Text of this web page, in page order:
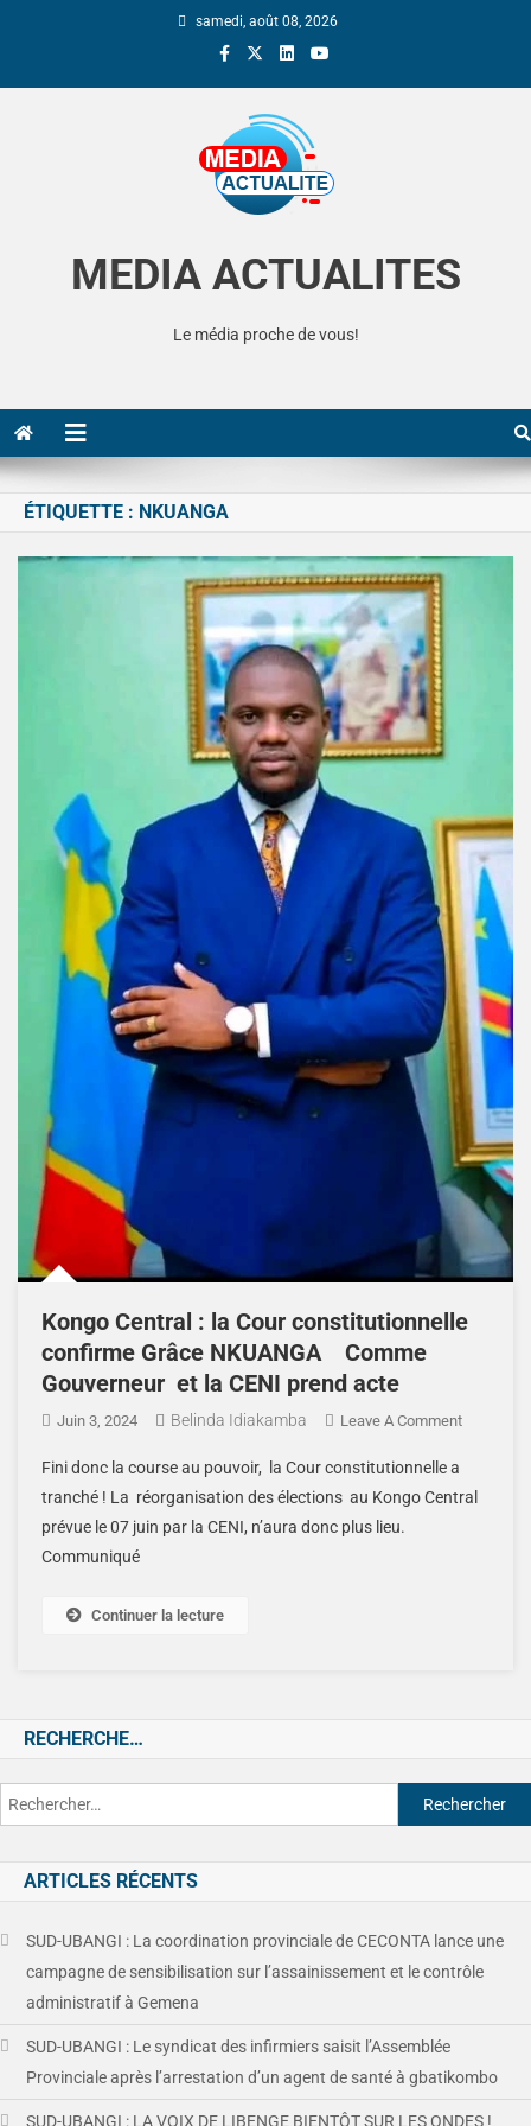
samedi, août 08, 2026
MEDIA ACTUALITES
Le média proche de vous!
ÉTIQUETTE : NKUANGA
Kongo Central : la Cour constitutionnelle
confirme Grâce NKUANGA Comme
Gouverneur et la CENI prend acte
Juin 3, 2024 Belinda Idiakamba Leave A Comment
Fini donc la course au pouvoir, la Cour constitutionnelle a
tranché ! La réorganisation des élections au Kongo Central
prévue le 07 juin par la CENI, n’aura donc plus lieu.
Communiqué
Continuer la lecture
RECHERCHE…
ARTICLES RÉCENTS
SUD-UBANGI : La coordination provinciale de CECONTA lance une
campagne de sensibilisation sur l’assainissement et le contrôle
administratif à Gemena
SUD-UBANGI : Le syndicat des infirmiers saisit l’Assemblée
Provinciale après l’arrestation d’un agent de santé à gbatikombo
SUD-UBANGI : LA VOIX DE LIBENGE BIENTÔT SUR LES ONDES !